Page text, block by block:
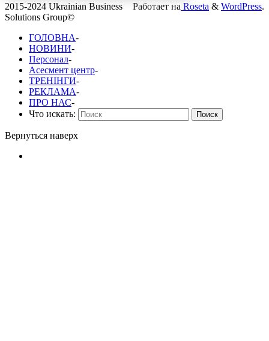
Работает на Roseta & WordPress.
2015-2024 Ukrainian Business
Solutions Group©
ГОЛОВНА-
НОВИНИ-
Персонал-
Асесмент центр-
ТРЕНІНГИ-
РЕКЛАМА-
ПРО НАС-
Что искать:
Поиск
Вернуться наверх